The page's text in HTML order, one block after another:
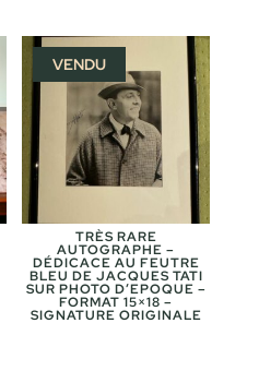
VENDU
TRÈS RARE
AUTOGRAPHE –
DÉDICACE AU FEUTRE
BLEU DE JACQUES TATI
SUR PHOTO D’EPOQUE –
FORMAT 15×18 –
SIGNATURE ORIGINALE